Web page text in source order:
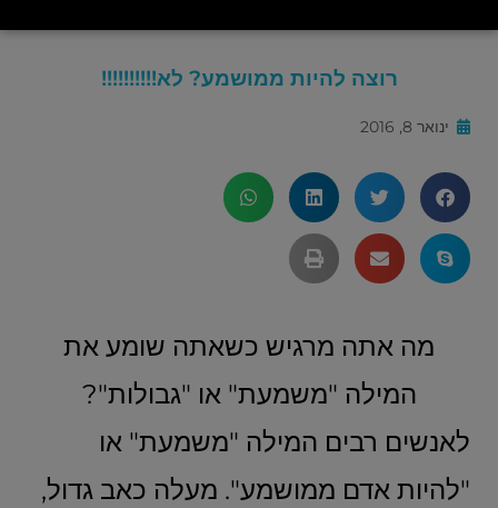
רוצה להיות ממושמע? לא!!!!!!!!!!
ינואר 8, 2016
מה אתה מרגיש כשאתה שומע את
המילה "משמעת" או "גבולות"?
לאנשים רבים המילה "משמעת" או
"להיות אדם ממושמע". מעלה כאב גדול,